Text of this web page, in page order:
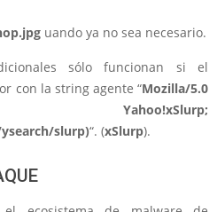
uando ya no sea necesario.
sólo funcionan si el
con la string agente “Mozilla/5.0
Yahoo!xSlurp;
slurp)“. (xSlurp).